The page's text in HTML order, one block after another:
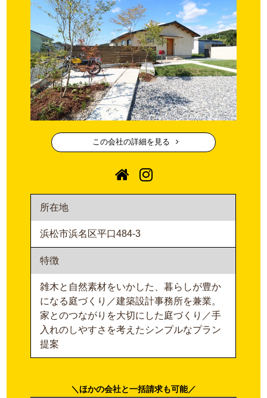
この会社の詳細を見る
所在地
浜松市浜名区平口484-3
特徴
雑木と自然素材をいかした、暮らしが豊か
になる庭づくり／建築設計事務所を兼業。
家とのつながりを大切にした庭づくり／手
入れのしやすさを考えたシンプルなプラン
提案
ほかの会社と一括請求も可能